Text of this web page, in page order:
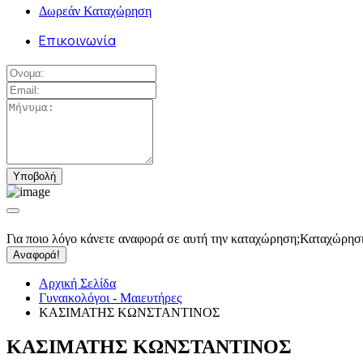
Δωρεάν Καταχώρηση
Επικοινωνία
Για ποιο λόγο κάνετε αναφορά σε αυτή την καταχώρηση;
Αναφορά!
Αρχική Σελίδα
Γυναικολόγοι - Μαιευτήρες
ΚΑΣΙΜΑΤΗΣ ΚΩΝΣΤΑΝΤΙΝΟΣ
ΚΑΣΙΜΑΤΗΣ ΚΩΝΣΤΑΝΤΙΝΟΣ